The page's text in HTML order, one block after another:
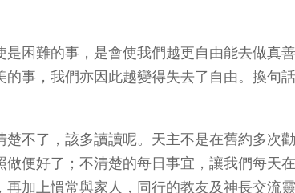
困難的事，是會使我們越更自由能去做真
事，我們亦因此越變得失去了自由。換句
不了，該多讀讀呢。天主不是在舊約多次
便好了；不清楚的每日事宜，讓我們每天
加上慣常與家人，同行的教友及神長交流